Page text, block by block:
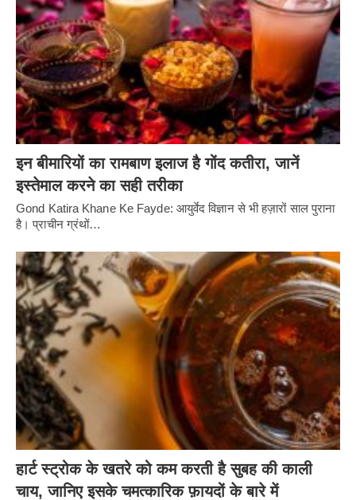
इन बीमारियों का रामबाण इलाज है गोंद कतीरा, जानें
इस्तेमाल करने का सही तरीका
Gond Katira Khane Ke Fayde: आयुर्वेद विज्ञान से भी हज़ारों साल पुराना
है। प्राचीन ग्रंथों…
हार्ट स्ट्रोक के खतरे को कम करती है सुबह की काली
चाय, जानिए इसके चमत्कारिक फ़ायदों के बारे में